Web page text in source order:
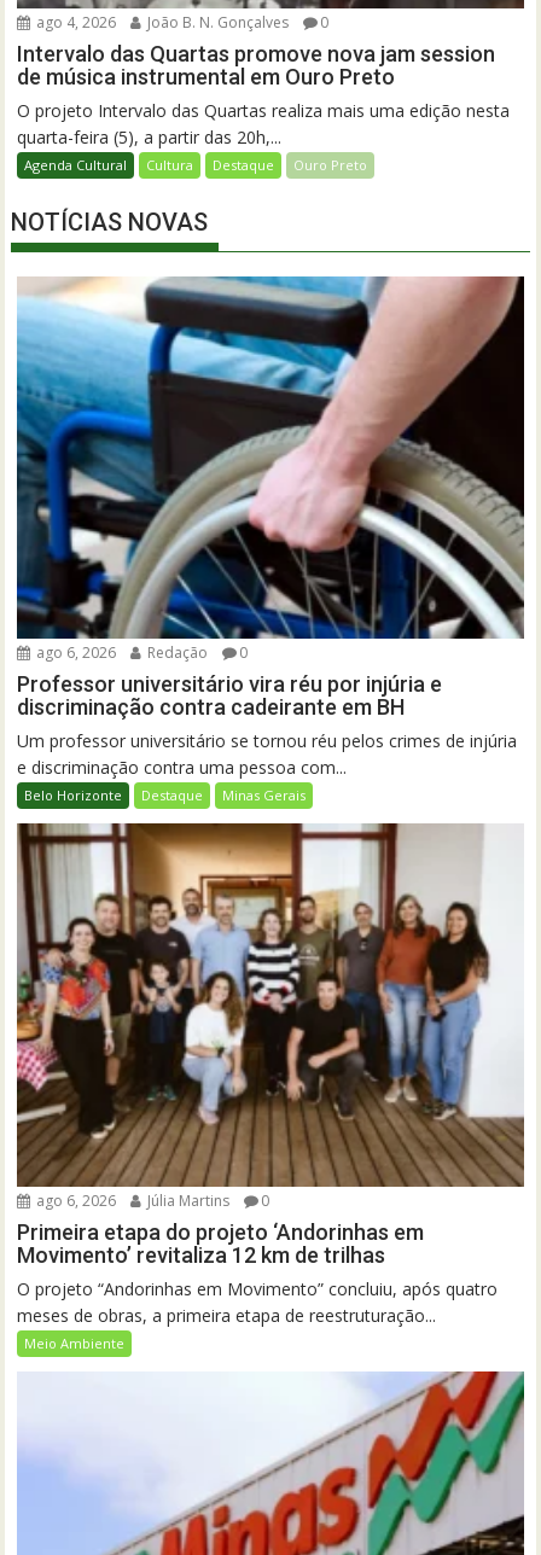
ago 4, 2026 João B. N. Gonçalves 0
Intervalo das Quartas promove nova jam session
de música instrumental em Ouro Preto
O projeto Intervalo das Quartas realiza mais uma edição nesta
quarta-feira (5), a partir das 20h,...
Agenda Cultural Cultura Destaque Ouro Preto
NOTÍCIAS NOVAS
ago 6, 2026 Redação 0
Professor universitário vira réu por injúria e
discriminação contra cadeirante em BH
Um professor universitário se tornou réu pelos crimes de injúria
e discriminação contra uma pessoa com...
Belo Horizonte Destaque Minas Gerais
ago 6, 2026 Júlia Martins 0
Primeira etapa do projeto ‘Andorinhas em
Movimento’ revitaliza 12 km de trilhas
O projeto “Andorinhas em Movimento” concluiu, após quatro
meses de obras, a primeira etapa de reestruturação...
Meio Ambiente